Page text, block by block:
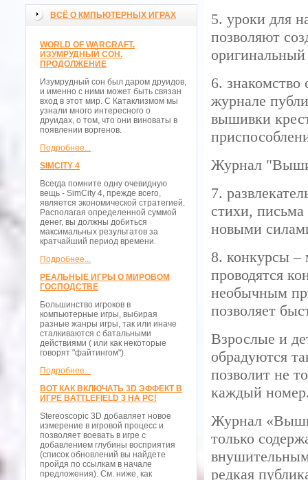
ВСЁ О КМПЬЮТЕРНЫХ ИГРАХ
WORLD OF WARCRAFT.
ИЗУМРУДНЫЙ СОН.
ПРОДОЛЖЕНИЕ
Изумрудный сон был даром друидов,
и именно с ними может быть связан
вход в этот мир. С Катаклизмом мы
узнали много интересного о
друидах, о том, что они виноваты в
появлении воргенов.
Подробнее...
SIMCITY 4
Всегда помните одну очевидную
вещь - SimCity 4, прежде всего,
является экономической стратегией.
Располагая определенной суммой
денег, вы должны добиться
максимальных результатов за
кратчайший период времени.
Подробнее...
РЕАЛЬНЫЕ ИГРЫ О МИРОВОМ
ГОСПОДСТВЕ
Большинство игроков в
компьютерные игры, выбирая
разные жанры игры, так или иначе
сталкиваются с батальными
действиями ( или как некоторые
говорят "файтингом").
Подробнее...
ВОТ КАК ВКЛЮЧАТЬ 3D ЭФФЕКТ В
ИГРЕ BATTLEFIELD 3 НА PC!
Stereoscopic 3D добавляет новое
измерение в игровой процесс и
позволяет воевать в игре с
добавлением глубины восприятия
(список обновлений вы найдете
пройдя по ссылкам в начале
предложения). См. ниже, как
5. уроки для
позволяют
6.
журнале
вышивки
Журнал
7.
стихи, письма
новыми
8. конкурсы
проводятся
необычным
позволяет
Взрослые и
обрадуются
позволит не
каждый
Журнал
только
редкая